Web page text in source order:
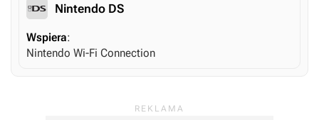
Nintendo DS
Wspiera:
Nintendo Wi-Fi Connection